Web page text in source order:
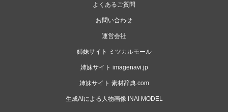
よくあるご質問
お問い合わせ
運営会社
姉妹サイト ミツカルモール
姉妹サイト imagenavi.jp
姉妹サイト 素材辞典.com
生成AIによる人物画像 INAI MODEL